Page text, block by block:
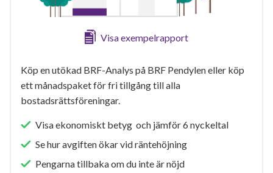
Visa exempelrapport
Köp en utökad BRF-Analys på BRF Pendylen eller köp
ett månadspaket för fri tillgång till alla
bostadsrättsföreningar.
Visa ekonomiskt betyg och jämför 6 nyckeltal
Se hur avgiften ökar vid räntehöjning
Pengarna tillbaka om du inte är nöjd